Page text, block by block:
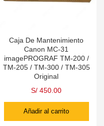
Caja De Mantenimiento
Canon MC-31
imagePROGRAF TM-200 /
TM-205 / TM-300 / TM-305
Original
S/ 450.00
Añadir al carrito